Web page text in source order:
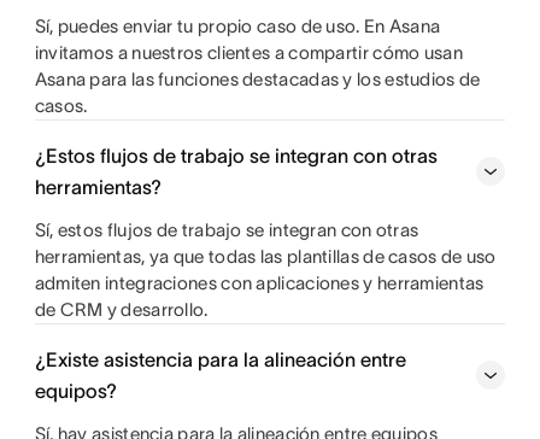
Sí, puedes enviar tu propio caso de uso. En Asana
invitamos a nuestros clientes a compartir cómo usan
Asana para las funciones destacadas y los estudios de
casos.
¿Estos flujos de trabajo se integran con otras
herramientas?
Sí, estos flujos de trabajo se integran con otras
herramientas, ya que todas las plantillas de casos de uso
admiten integraciones con aplicaciones y herramientas
de CRM y desarrollo.
¿Existe asistencia para la alineación entre
equipos?
Sí, hay asistencia para la alineación entre equipos